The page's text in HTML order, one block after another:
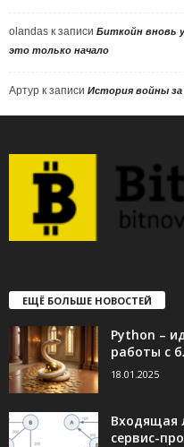
olandas к записи Биткойн вновь
это только начало
Артур к записи История войны за
ЕЩЁ БОЛЬШЕ НОВОСТЕЙ
Python –
работы с
18.01.2025
Входящая
сервис-